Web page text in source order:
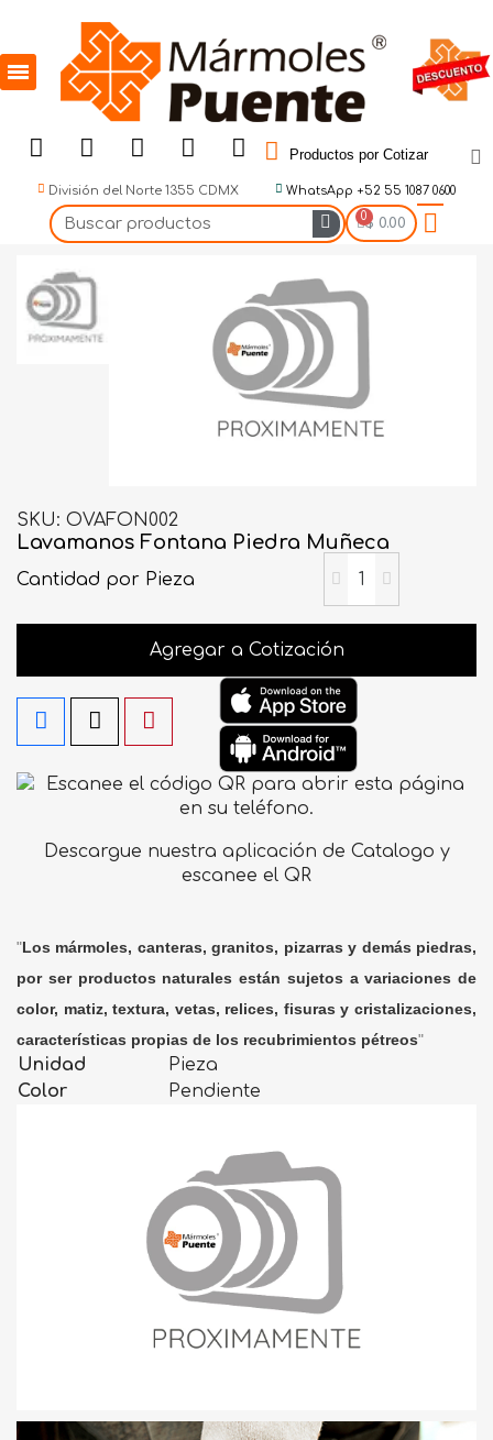
Productos por Cotizar
División del Norte 1355 CDMX WhatsApp +52 55 1087 0600
$ 0.00
SKU OVAFON002
Lavamanos Fontana Piedra Muñeca
Cantidad por Pieza
Agregar a Cotización
Descargue nuestra aplicación de Catalogo y
escanee el QR
"Los mármoles, canteras, granitos, pizarras y demás piedras,
por ser productos naturales están sujetos a variaciones de
color, matiz, textura, vetas, relices, fisuras y cristalizaciones,
características propias de los recubrimientos pétreos"
Unidad
Pieza
Color
Pendiente